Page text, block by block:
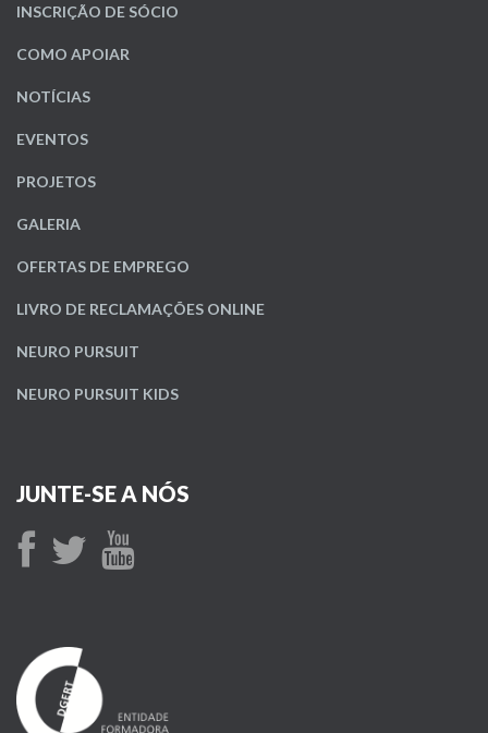
INSCRIÇÃO DE SÓCIO
COMO APOIAR
NOTÍCIAS
EVENTOS
PROJETOS
GALERIA
OFERTAS DE EMPREGO
LIVRO DE RECLAMAÇÕES ONLINE
NEURO PURSUIT
NEURO PURSUIT KIDS
JUNTE-SE A NÓS